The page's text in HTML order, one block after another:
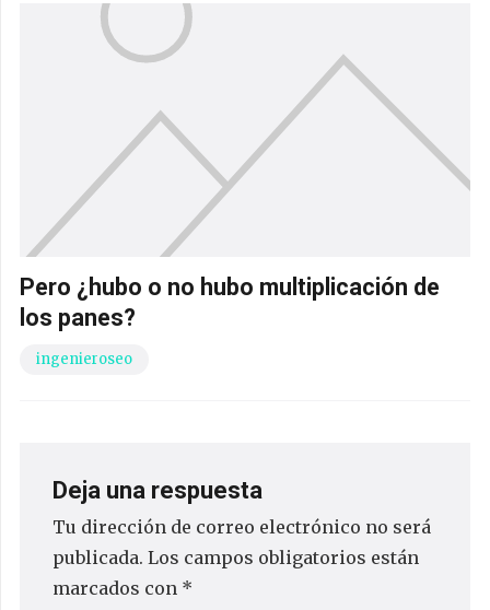
Pero ¿hubo o no hubo multiplicación de
los panes?
ingenieroseo
Deja una respuesta
Tu dirección de correo electrónico no será
publicada. Los campos obligatorios están
marcados con *